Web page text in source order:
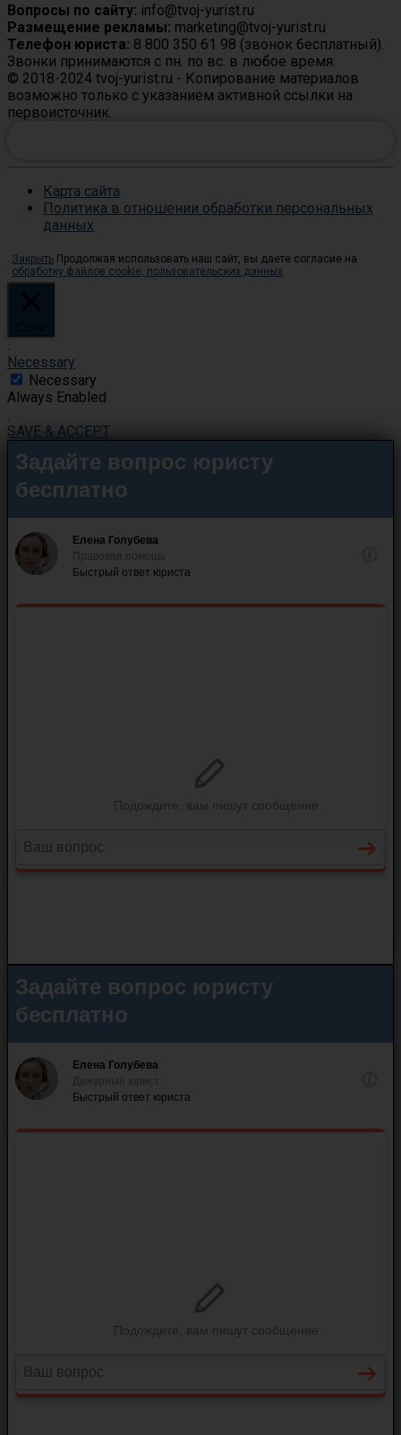
Вопросы по сайту: info@tvoj-yurist.ru
Размещение рекламы: marketing@tvoj-yurist.ru
Телефон юриста: 8 800 350 61 98 (звонок бесплатный).
Звонки принимаются с пн. по вс. в любое время.
© 2018-2024 tvoj-yurist.ru - Копирование материалов
возможно только с указанием активной ссылки на
первоисточник.
Карта сайта
Политика в отношении обработки персональных
данных
Закрыть Продолжая использовать наш сайт, вы даете согласие на
обработку файлов cookie, пользовательских данных
.
Necessary
Necessary
Always Enabled
.
SAVE & ACCEPT